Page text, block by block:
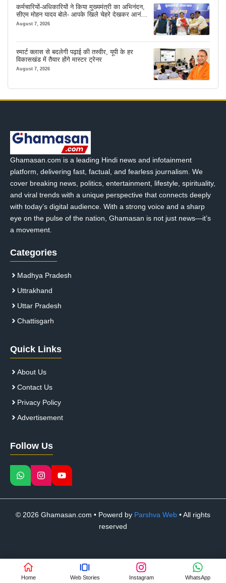
कर्मचारियों-अधिकारियों ने किया मुख्यमंत्री का अभिनंदन,
सीएम मोहन यादव बोले- आपके खिले चेहरे देखकर आनंद
आता है
August 7, 2026
स्मार्ट क्लास से बदलेगी पढ़ाई की तस्वीर, यूपी के हर
विकासखंड में तैयार होंगे मास्टर ट्रेनर
August 7, 2026
Ghamasan.com is a leading Hindi news and infotainment
platform, delivering fast, factual, and fearless journalism. We
cover breaking news, politics, entertainment, lifestyle, spirituality,
and viral trends with a unique perspective that connects deeply
with today’s digital audience. With a strong voice and a sharp
eye on the pulse of the nation, Ghamasan is not just news—it’s
a movement.
Categories
Madhya Pradesh
Uttrakhand
Uttar Pradesh
Chattisgarh
Quick Links
About Us
Contact Us
Privacy Policy
Advertisement
Follow Us
© 2026 Ghamasan.com • Powerd by Parshva Web • All rights
reserved
Home Web Stories Instagram WhatsApp